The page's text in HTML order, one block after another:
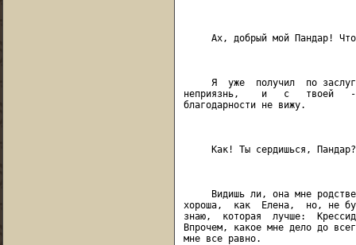
Ах, добрый мой Пандар!
Я  уже  получил  по
неприязнь,    и   с   твоей   -
благодарности не вижу.
Как! Ты сердишься,
Видишь ли, она мне
хороша,  как  Елена,  но, не
знаю,  которая  лучше:
Впрочем, какое мне дело до
мне все равно.